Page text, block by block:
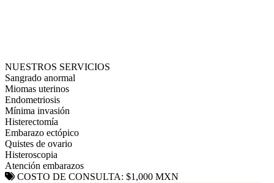
NUESTROS SERVICIOS
Sangrado anormal
Miomas uterinos
Endometriosis
Mínima invasión
Histerectomía
Embarazo ectópico
Quistes de ovario
Histeroscopia
Atención embarazos
COSTO DE CONSULTA: $1,000 MXN